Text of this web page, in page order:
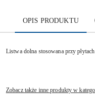
OPIS PRODUKTU
Listwa dolna stosowana przy
Zobacz także inne produkty w